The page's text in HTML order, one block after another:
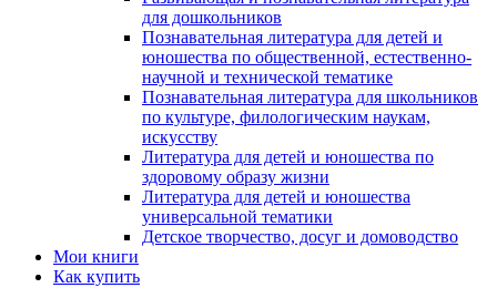
для дошкольников
Познавательная литература для детей и
юношества по общественной, естественно-
научной и технической тематике
Познавательная литература для школьников
по культуре, филологическим наукам,
искусству
Литература для детей и юношества по
здоровому образу жизни
Литература для детей и юношества
универсальной тематики
Детское творчество, досуг и домоводство
Мои книги
Как купить